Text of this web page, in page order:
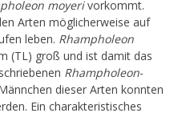
moyerivorkommt.
Arten möglicherweise auf
leben. Rhampholeon
(TL) groß und ist damit das
Rhampholeon-
dieser Arten konnten
Ein charakteristisches